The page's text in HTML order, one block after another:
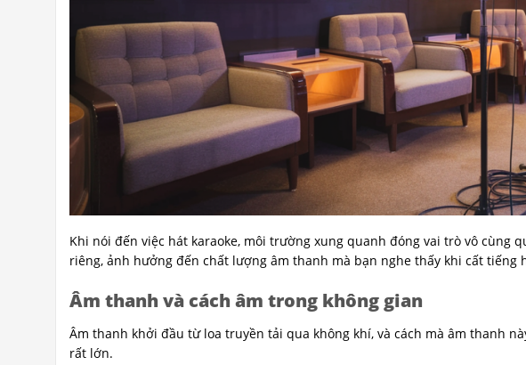
Khi nói đến việc hát karaoke, môi trường xung quanh đóng vai trò vô cùng
riêng, ảnh hưởng đến chất lượng âm thanh mà bạn nghe thấy khi cất tiếng
Âm thanh và cách âm trong không gian
Âm thanh khởi đầu từ loa truyền tải qua không khí, và cách mà âm thanh
rất lớn.